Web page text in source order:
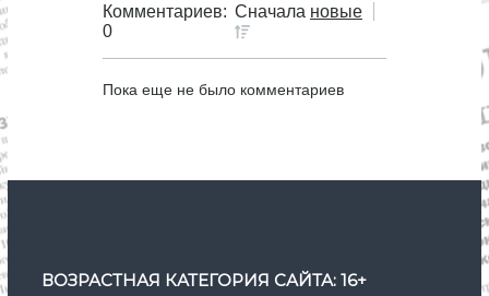
Комментариев:
0
Сначала новые
Пока еще не было комментариев
ВОЗРАСТНАЯ КАТЕГОРИЯ САЙТА: 16+